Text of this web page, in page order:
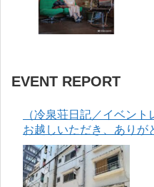
EVENT REPORT
（冷泉荘日記／イベン
お越しいただき、ありが